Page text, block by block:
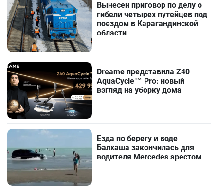
Вынесен приговор по делу о
гибели четырех путейцев под
поездом в Карагандинской
области
Dreame представила Z40
AquaCycle™ Pro: новый
взгляд на уборку дома
Езда по берегу и воде
Балхаша закончилась для
водителя Mercedes арестом